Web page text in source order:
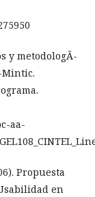
y metodologÃ­
Mintic.
aa-
Propuesta
en